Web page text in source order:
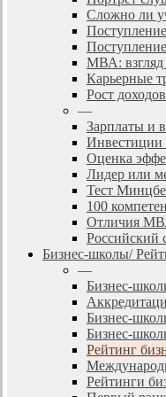
Сложно ли
МВА: взгляд
Карьерные
Рост
—
Зарплаты и
Оценка
Лидер или
Тест
100
Отличия
Российский
Бизнес-школы/
—
Бизнес-
Бизнес-
Бизнес-
Рейтинг
Рейтинги